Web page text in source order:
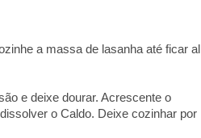
a massa de lasanha até ficar al
e deixe dourar. Acrescente o
o Caldo. Deixe cozinhar por